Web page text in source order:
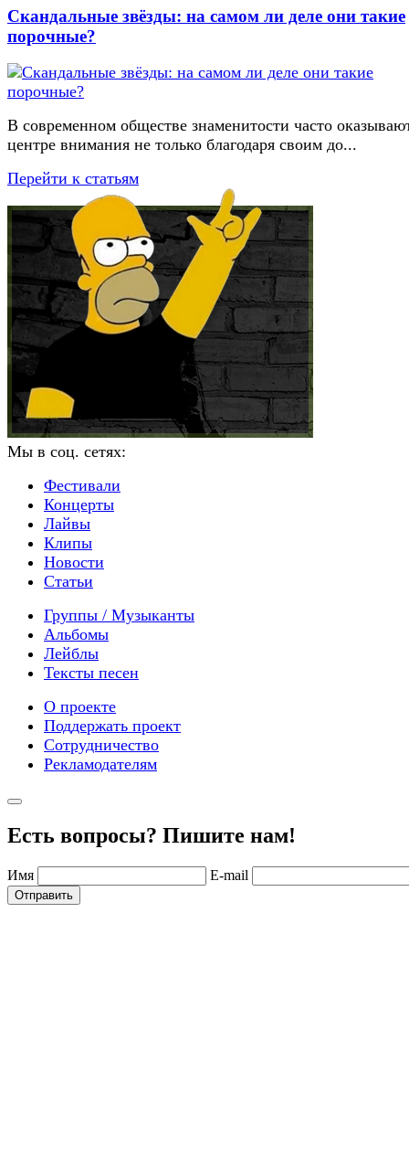
Скандальные звёзды: на самом ли деле они такие
порочные?
В современном обществе знаменитости часто
центре внимания не только благодаря своим до...
Перейти к статьям
Мы в соц. сетях:
Фестивали
Концерты
Лайвы
Клипы
Новости
Статьи
Группы / Музыканты
Альбомы
Лейблы
Тексты песен
О проекте
Поддержать проект
Сотрудничество
Рекламодателям
Есть вопросы? Пишите нам!
Имя E-mail